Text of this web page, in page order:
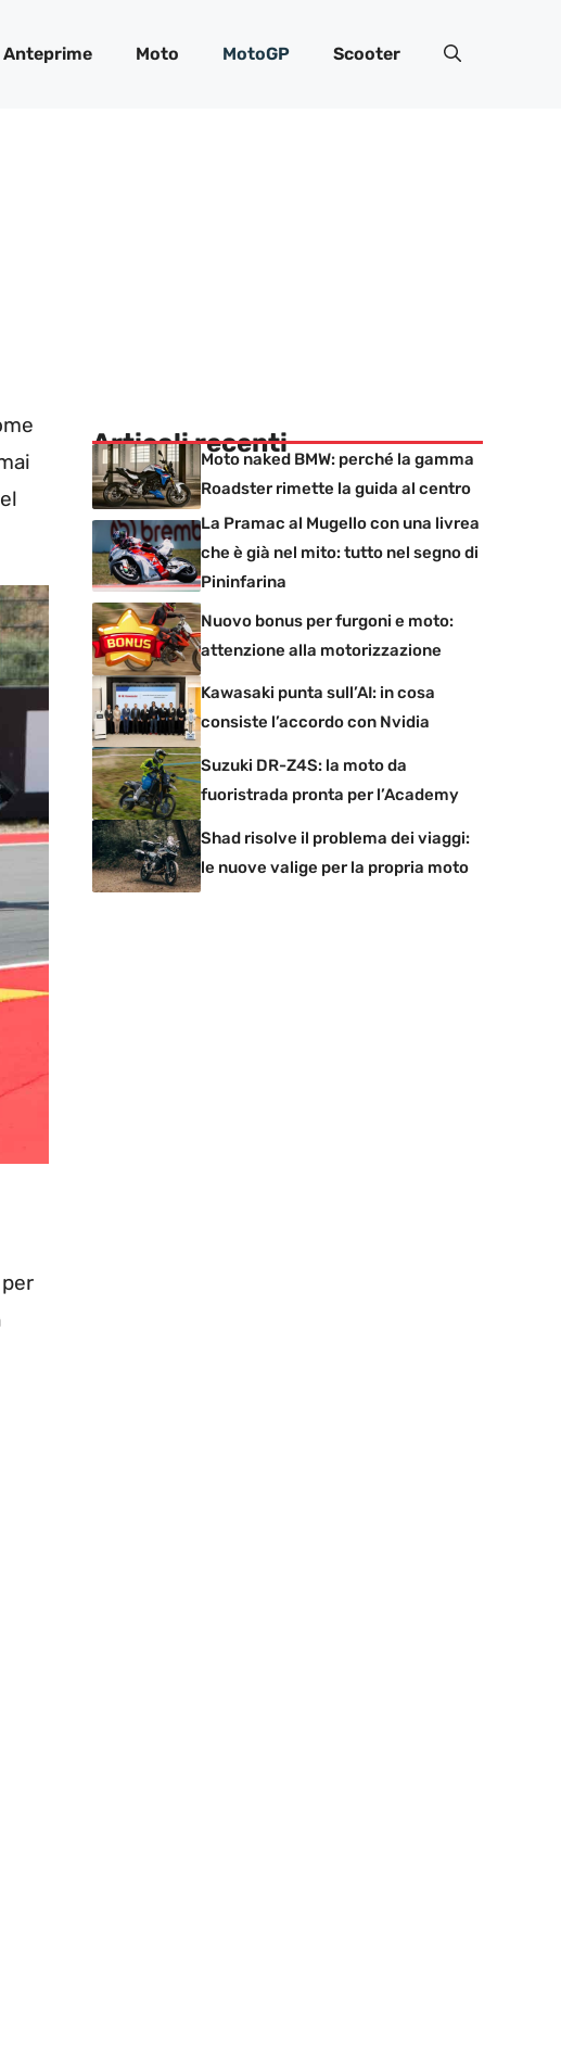
Anteprime Moto MotoGP Scooter
Articoli recenti
Moto naked BMW: perché la gamma
Roadster rimette la guida al centro
La Pramac al Mugello con una livrea
che è già nel mito: tutto nel segno di
Pininfarina
Nuovo bonus per furgoni e moto:
attenzione alla motorizzazione
Kawasaki punta sull’AI: in cosa
consiste l’accordo con Nvidia
Suzuki DR-Z4S: la moto da
fuoristrada pronta per l’Academy
Shad risolve il problema dei viaggi:
le nuove valige per la propria moto